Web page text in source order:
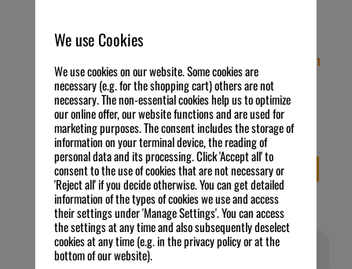
Kanister
Listenpreis 36,50€
zzgl. MwSt.
7,30€5,73€/l
exkl. 19 % MwSt.
Kostenloser Versand
IN DEN WARENKORB
etolit Glanztrockner 4 x (4 x 1
L Flasche)
104,60€ Preis zzgl. MwSt.
6,54€/l
exkl. 19 % MwSt.
Kostenloser Versand
IN DEN WARENKORB
We use Cookies
We use cookies on our website. Some cookies are
necessary (e.g. for the shopping cart) others are not
necessary. The non-essential cookies help us to optimize
our online offer, our website functions and are used for
marketing purposes. The consent includes the storage of
information on your terminal device, the reading of
personal data and its processing. Click 'Accept all' to
consent to the use of cookies that are not necessary or
'Reject all' if you decide otherwise. You can get detailed
information of the types of cookies we use and access
their settings under 'Manage Settings'. You can access
the settings at any time and also subsequently deselect
cookies at any time (e.g. in the privacy policy or at the
bottom of our website).